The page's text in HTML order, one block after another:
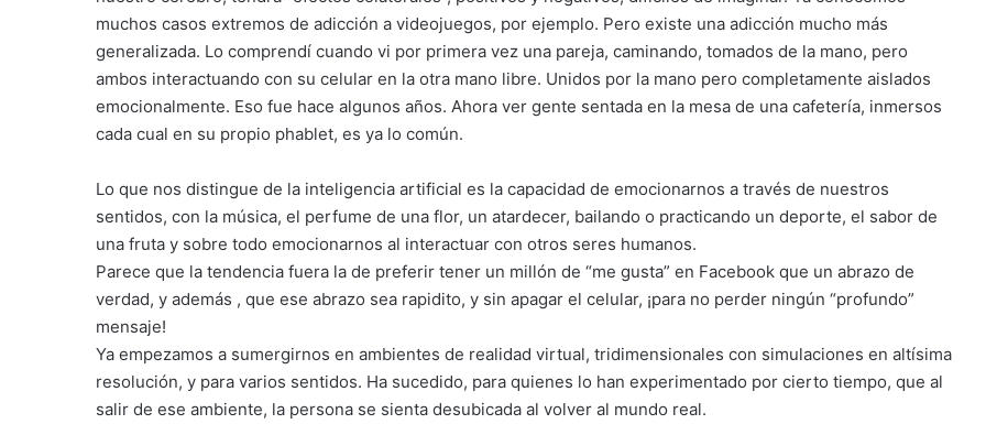
muchos casos extremos de adicción a videojuegos, por ejemplo. Pero existe una adicción mucho más
generalizada. Lo comprendí cuando vi por primera vez una pareja, caminando, tomados de la mano, pero
ambos interactuando con su celular en la otra mano libre. Unidos por la mano pero completamente aislados
emocionalmente. Eso fue hace algunos años. Ahora ver gente sentada en la mesa de una cafetería, inmersos
cada cual en su propio phablet, es ya lo común.
Lo que nos distingue de la inteligencia artificial es la capacidad de emocionarnos a través de nuestros
sentidos, con la música, el perfume de una flor, un atardecer, bailando o practicando un deporte, el sabor de
una fruta y sobre todo emocionarnos al interactuar con otros seres humanos.
Parece que la tendencia fuera la de preferir tener un millón de “me gusta” en Facebook que un abrazo de
verdad, y además , que ese abrazo sea rapidito, y sin apagar el celular, ¡para no perder ningún “profundo”
mensaje!
Ya empezamos a sumergirnos en ambientes de realidad virtual, tridimensionales con simulaciones en altísima
resolución, y para varios sentidos. Ha sucedido, para quienes lo han experimentado por cierto tiempo, que al
salir de ese ambiente, la persona se sienta desubicada al volver al mundo real.